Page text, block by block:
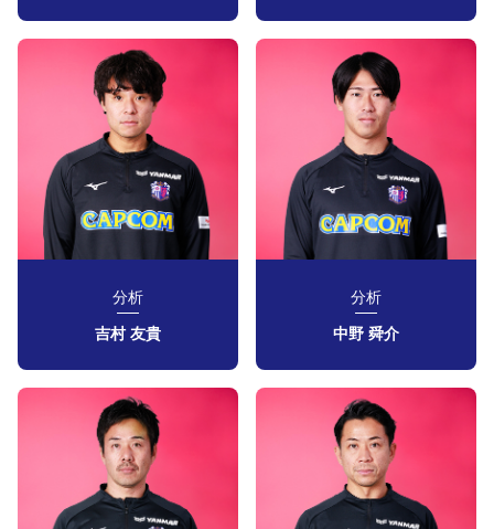
分析
吉村 友貴
分析
中野 舜介